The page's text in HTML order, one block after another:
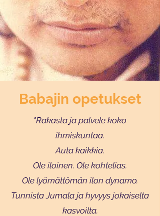
Babajin opetukset
"Rakasta ja palvele koko
ihmiskuntaa.
Auta kaikkia.
Ole iloinen. Ole kohtelias.
Ole lyömättömän ilon dynamo.
Tunnista Jumala ja hyvyys jokaiselta
kasvoilta.